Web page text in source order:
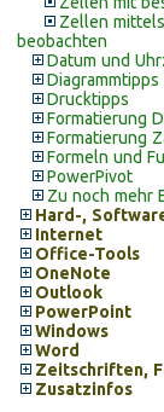
Zellen
beobachten
Datum und
Diagrammtipps
Drucktipps
Formatierung
Formatierung
Formeln und
PowerPivot
Zu noch mehr
Hard-,
Internet
Office-Tools
OneNote
Outlook
PowerPoint
Windows
Word
Zeitschriften,
Zusatzinfos